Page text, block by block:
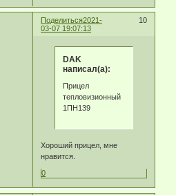
Поделиться 10
2021-
03-07 19:07:13
DAK
написал(а):
Прицел
тепловизионный
1ПН139
Хороший прицел, мне
нравится.
0